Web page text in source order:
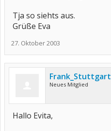
Tja so siehts aus.
Grüße Eva
27. Oktober 2003
Frank_Stuttgart
Neues Mitglied
Hallo Evita,